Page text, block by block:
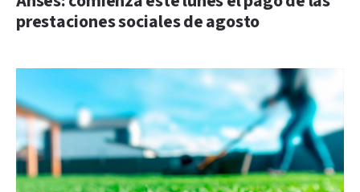
prestaciones sociales de agosto